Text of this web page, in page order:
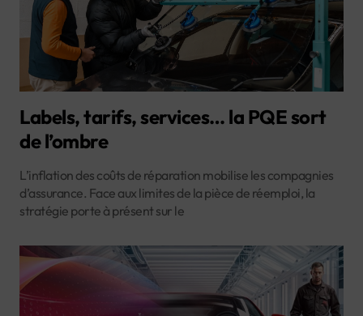
Labels, tarifs, services… la PQE sort
de l’ombre
L’inflation des coûts de réparation mobilise les compagnies
d’assurance. Face aux limites de la pièce de réemploi, la
stratégie porte à présent sur le